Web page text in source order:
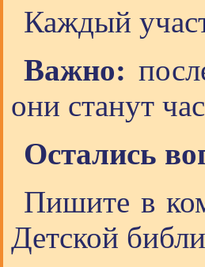
Каждый
Важно:
они станут
Остались
Пишите в
Детской